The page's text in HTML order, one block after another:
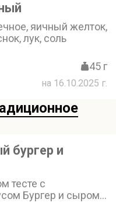
яичный желток,
лук, соль
45 г
на 16.10.2025 г.
бургер и
тесте с
Бургер и сыром